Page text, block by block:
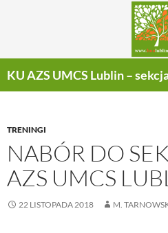
TRENINGI
NABÓR DO
AZS UMCS
22 LISTOPADA 2018 M.